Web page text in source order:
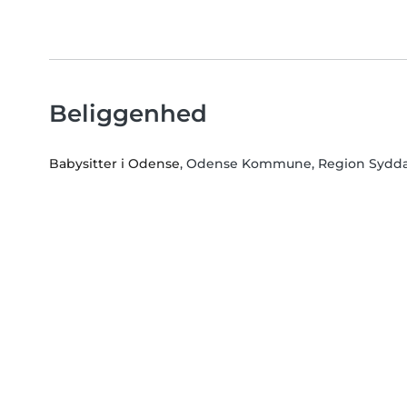
Beliggenhed
Babysitter i Odense, Odense Kommune, Region